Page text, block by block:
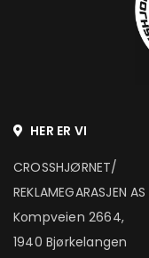
HER ER VI
CROSSHJØRNET/
REKLAMEGARASJEN AS
Kompveien 2664,
1940 Bjørkelangen